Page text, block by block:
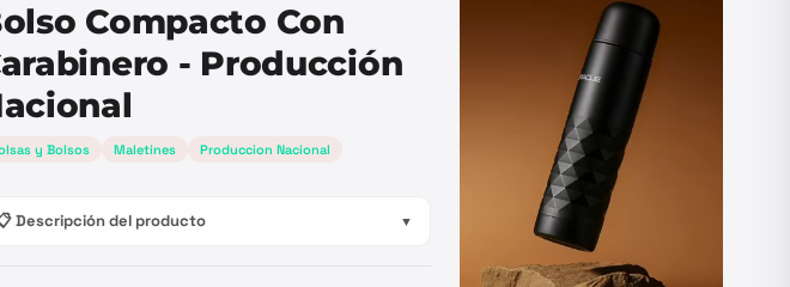
Compacto Con
- Producción
y Bolsos Maletines Produccion Nacional
Descripción del producto ▼